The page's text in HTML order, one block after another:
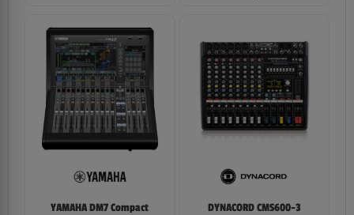
YAMAHA DM7 Compact
DYNACORD CMS600-3